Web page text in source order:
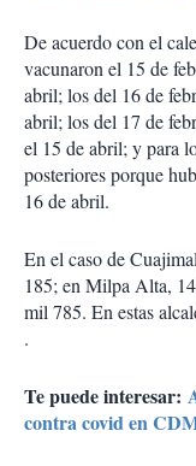
De acuerdo con el
vacunaron el 15 de
abril; los del 16 de
abril; los del 17 de
el 15 de abril; y para
posteriores porque
16 de abril.
En el caso de
185; en Milpa Alta,
mil 785. En estas
.
Te puede interesar:
contra covid en